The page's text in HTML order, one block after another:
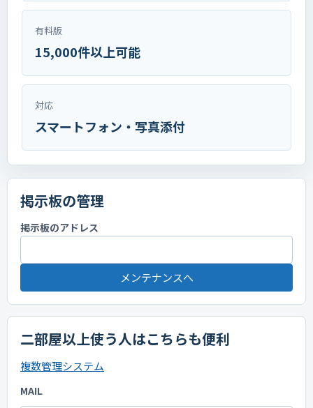
有料版
15,000件以上可能
対応
スマートフォン・写真添付
掲示板の管理
掲示板のアドレス
メンテナンスへ
二部屋以上使う人はこちらも便利
複数管理システム
MAIL